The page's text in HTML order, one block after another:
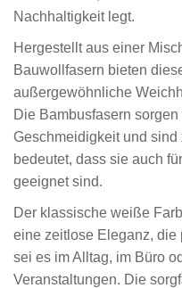
Nachhaltigkeit legt.
Hergestellt aus einer
Bauwollfasern bieten
außergewöhnliche
Die Bambusfasern
Geschmeidigkeit und
bedeutet, dass sie auch
geeignet sind.
Der klassische weiße
eine zeitlose Eleganz, die
sei es im Alltag, im Büro
Veranstaltungen. Die